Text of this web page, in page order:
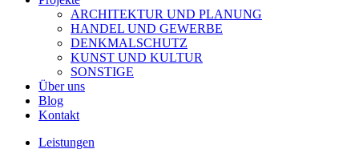
ARCHITEKTUR UND PLANUNG
HANDEL UND GEWERBE
DENKMALSCHUTZ
KUNST UND KULTUR
SONSTIGE
Über uns
Blog
Kontakt
Leistungen